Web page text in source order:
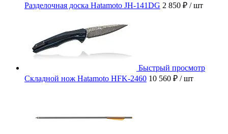
Разделочная доска Hatamoto JH-141DG 2 850 ₽ / шт
Быстрый просмотр
Складной нож Hatamoto HFK-2460 10 560 ₽ / шт